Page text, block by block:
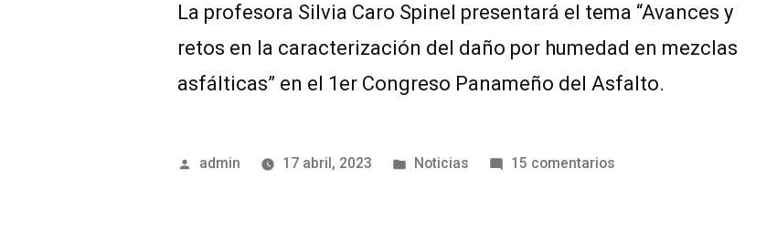
La profesora Silvia Caro Spinel presentará el tema “Avances y
retos en la caracterización del daño por humedad en mezclas
asfálticas” en el 1er Congreso Panameño del Asfalto.
admin 17 abril, 2023 Noticias 15 comentarios